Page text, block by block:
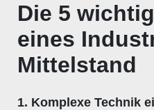
Die 5
eines
Mittelstand
1. Komplexe Technik